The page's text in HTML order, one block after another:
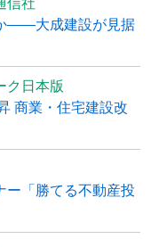
――大成建設が見据
ク日本版
商業・住宅建設改
ー「勝てる不動産投